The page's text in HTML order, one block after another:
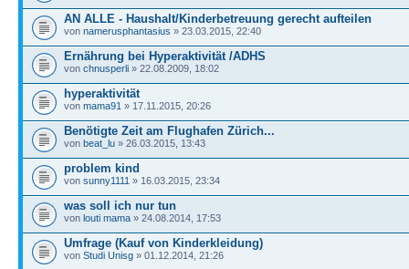
AN ALLE - Haushalt/Kinderbetreuung gerecht aufteilen
von namerusphantasius » 23.03.2015, 22:40
Ernährung bei Hyperaktivität /ADHS
von chnusperli » 22.08.2009, 18:02
hyperaktivität
von mama91 » 17.11.2015, 20:26
Benötigte Zeit am Flughafen Zürich...
von beat_lu » 26.03.2015, 13:43
problem kind
von sunny1111 » 16.03.2015, 23:34
was soll ich nur tun
von louti mama » 24.08.2014, 17:53
Umfrage (Kauf von Kinderkleidung)
von Studi Unisg » 01.12.2014, 21:26